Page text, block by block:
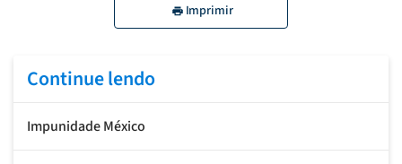
Imprimir
Continue lendo
Impunidade México